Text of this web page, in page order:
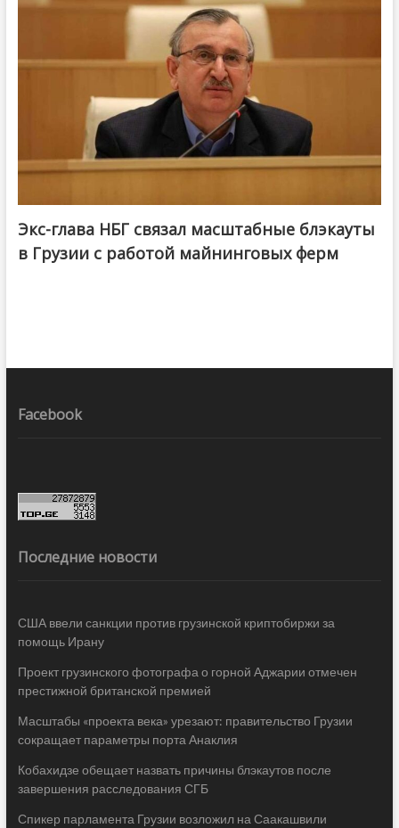
Экс-глава НБГ связал масштабные блэкауты
в Грузии с работой майнинговых ферм
Facebook
Последние новости
США ввели санкции против грузинской криптобиржи за
помощь Ирану
Проект грузинского фотографа о горной Аджарии отмечен
престижной британской премией
Масштабы «проекта века» урезают: правительство Грузии
сокращает параметры порта Анаклия
Кобахидзе обещает назвать причины блэкаутов после
завершения расследования СГБ
Спикер парламента Грузии возложил на Саакашвили